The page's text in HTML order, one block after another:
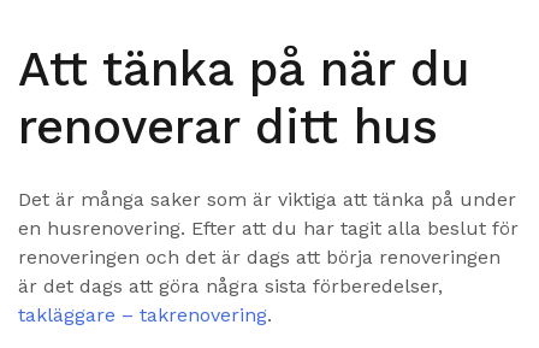
Att tänka på när du
renoverar ditt hus
Det är många saker som är viktiga att tänka på under
en husrenovering. Efter att du har tagit alla beslut för
renoveringen och det är dags att börja renoveringen
är det dags att göra några sista förberedelser,
takläggare – takrenovering.